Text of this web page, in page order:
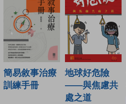
簡易敘事治療
訓練手冊
地球好危險
——與焦慮共
處之道